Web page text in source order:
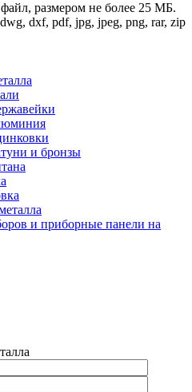
размером не более 25 МБ.
dxf, pdf, jpg, jpeg, png, rar, zip
и бронзы
и приборные панели на